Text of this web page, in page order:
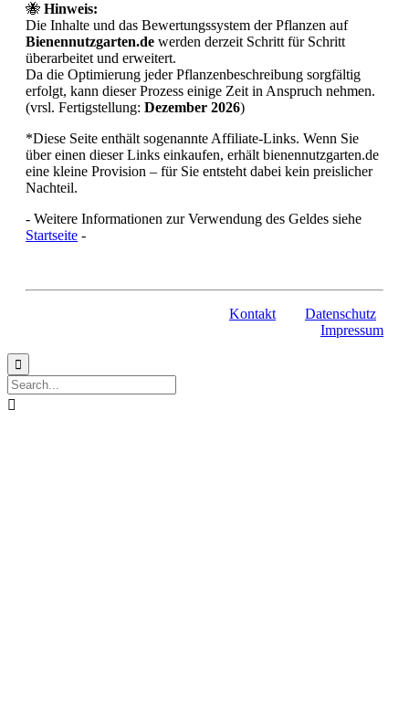
🐝 Hinweis:
Die Inhalte und das Bewertungssystem der Pflanzen auf
Bienennutzgarten.de werden derzeit Schritt für Schritt
überarbeitet und erweitert.
Da die Optimierung jeder Pflanzenbeschreibung sorgfältig
erfolgt, kann dieser Prozess einige Zeit in Anspruch nehmen.
(vrsl. Fertigstellung: Dezember 2026)
*Diese Seite enthält sogenannte Affiliate-Links. Wenn Sie
über einen dieser Links einkaufen, erhält bienennutzgarten.de
eine kleine Provision – für Sie entsteht dabei kein preislicher
Nachteil.
- Weitere Informationen zur Verwendung des Geldes siehe
Startseite -
Kontakt
Datenschutz
Impressum

